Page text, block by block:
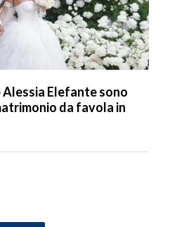
Alessia Elefante sono
da favola in